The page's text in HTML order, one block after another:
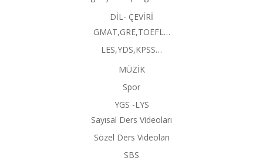
DİL- ÇEVİRİ
GMAT,GRE,TOEFL…
LES,YDS,KPSS…
MÜZİK
Spor
YGS -LYS
Sayısal Ders Videoları
Sözel Ders Videoları
SBS